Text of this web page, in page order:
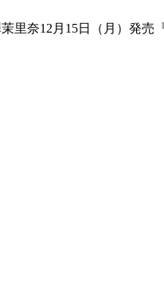
里奈12月15日（月）発